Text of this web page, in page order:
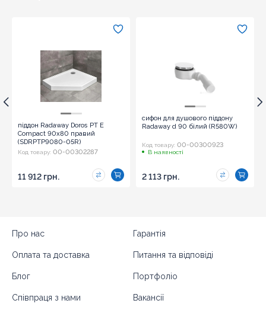
піддон Radaway Doros PT E
Compact 90x80 правий
(SDRPTP9080-05R)
Код товару: 00-00302287
11 912 грн.
сифон для душового піддону
Radaway d 90 білий (R580W)
Код товару: 00-00300923
В наявності
2 113 грн.
Про нас Гарантія
Оплата та доставка Питання та відповіді
Блог Портфоліо
Співпраця з нами Вакансії